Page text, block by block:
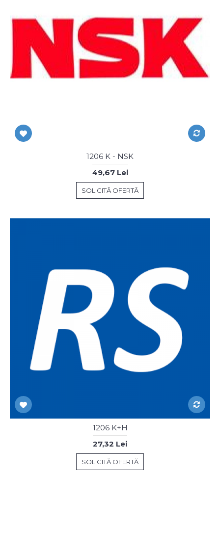
1206 K - NSK
49,67 Lei
SOLICITĂ OFERTĂ
1206 K+H
27,32 Lei
SOLICITĂ OFERTĂ